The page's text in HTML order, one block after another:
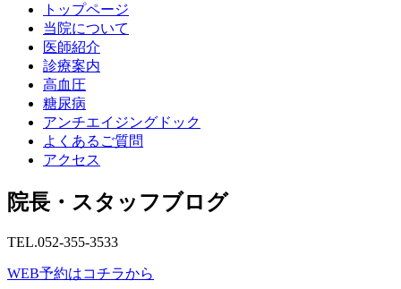
トップページ
当院について
医師紹介
診療案内
高血圧
糖尿病
アンチエイジングドック
よくあるご質問
アクセス
院長・スタッフブログ
TEL.052-355-3533
WEB予約はコチラから